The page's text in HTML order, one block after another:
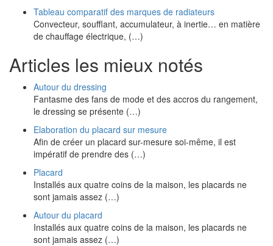
Tableau comparatif des marques de radiateurs
Convecteur, soufflant, accumulateur, à inertie… en matière
de chauffage électrique, (…)
Articles les mieux notés
Autour du dressing
Fantasme des fans de mode et des accros du rangement,
le dressing se présente (…)
Elaboration du placard sur mesure
Afin de créer un placard sur-mesure soi-même, il est
impératif de prendre des (…)
Placard
Installés aux quatre coins de la maison, les placards ne
sont jamais assez (…)
Autour du placard
Installés aux quatre coins de la maison, les placards ne
sont jamais assez (…)